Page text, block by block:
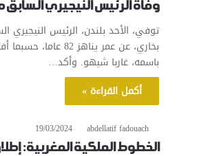
وفاة الرئيس النيجيري
توفي، الأحد بلندن، الرئيس النيجيري
بخاري، عن عمر يناهز 82
باسمه، غاربا شيهو. وأكد…
أكمل القراءة »
abdellatif fadouach
19/03/2024
الخطوط الملكية المغربية: